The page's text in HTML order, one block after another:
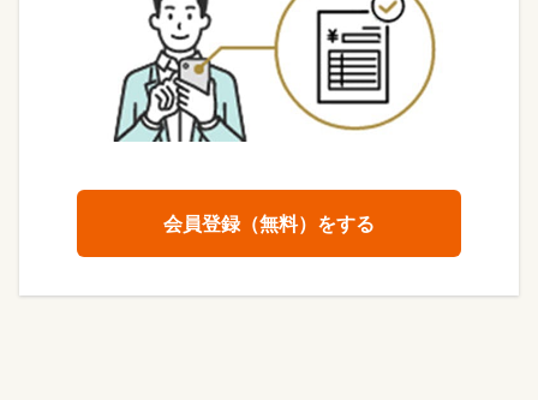
会員登録（無料）をする